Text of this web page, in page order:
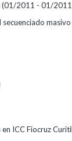
(01/2011 - 01/
masivo
ICC Fiocruz